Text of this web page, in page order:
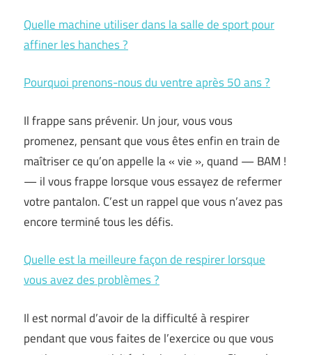
Quelle machine utiliser dans la salle de sport pour
affiner les hanches ?
Pourquoi prenons-nous du ventre après 50 ans ?
Il frappe sans prévenir. Un jour, vous vous
promenez, pensant que vous êtes enfin en train de
maîtriser ce qu’on appelle la « vie », quand — BAM !
— il vous frappe lorsque vous essayez de refermer
votre pantalon. C’est un rappel que vous n’avez pas
encore terminé tous les défis.
Quelle est la meilleure façon de respirer lorsque
vous avez des problèmes ?
Il est normal d’avoir de la difficulté à respirer
pendant que vous faites de l’exercice ou que vous